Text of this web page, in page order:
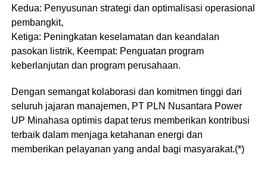
Kedua: Penyusunan strategi dan optimalisasi operasional
pembangkit,
Ketiga: Peningkatan keselamatan dan keandalan
pasokan listrik, Keempat: Penguatan program
keberlanjutan dan program perusahaan.
Dengan semangat kolaborasi dan komitmen tinggi dari
seluruh jajaran manajemen, PT PLN Nusantara Power
UP Minahasa optimis dapat terus memberikan kontribusi
terbaik dalam menjaga ketahanan energi dan
memberikan pelayanan yang andal bagi masyarakat.(*)